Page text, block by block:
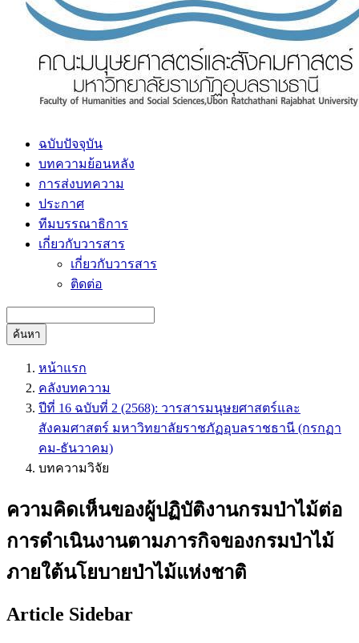
ฉบับปัจจุบัน
บทความย้อนหลัง
การส่งบทความ
ประกาศ
ทีมบรรณาธิการ
เกี่ยวกับวารสาร
เกี่ยวกับวารสาร
ติดต่อ
ค้นหา
หน้าแรก
คลังบทความ
ปีที่ 16 ฉบับที่ 2 (2568): วารสารมนุษยศาสตร์และ
สังคมศาสตร์ มหาวิทยาลัยราชภัฏอุบลราชธานี (กรกฏา
คม-ธันวาคม)
บทความวิจัย
ความคิดเห็นของผู้ปฏิบัติงานกรมป่าไม้ต่อ
การดำเนินงานตามภารกิจของกรมป่าไม้
ภายใต้นโยบายป่าไม้แห่งชาติ
Article Sidebar